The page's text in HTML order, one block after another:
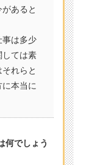
あると
事は多少
しては素
れらと
本当に
何でしょう